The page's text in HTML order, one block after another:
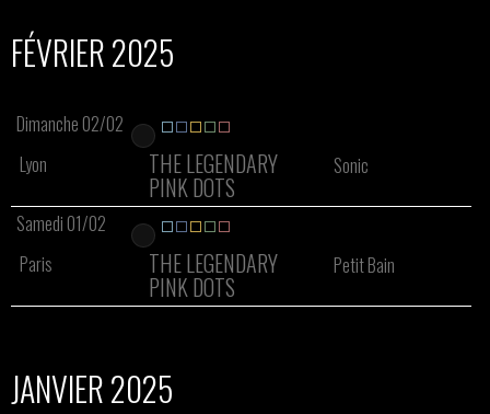
FÉVRIER 2025
Dimanche 02/02
Lyon
THE LEGENDARY
PINK DOTS
Sonic
Samedi 01/02
Paris
THE LEGENDARY
PINK DOTS
Petit Bain
JANVIER 2025